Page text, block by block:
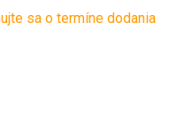
sa o termíne dodania